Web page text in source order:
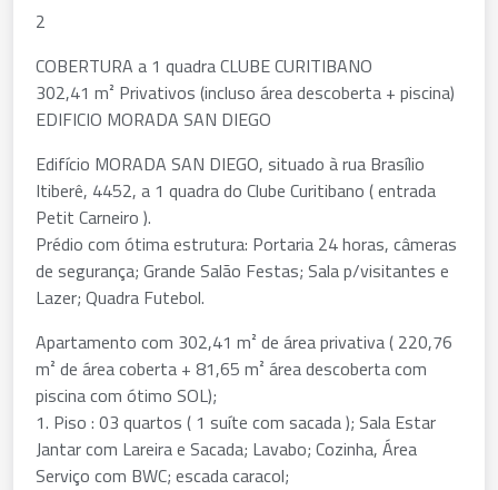
2
COBERTURA a 1 quadra CLUBE CURITIBANO
302,41 m² Privativos (incluso área descoberta + piscina)
EDIFICIO MORADA SAN DIEGO
Edifício MORADA SAN DIEGO, situado à rua Brasílio
Itiberê, 4452, a 1 quadra do Clube Curitibano ( entrada
Petit Carneiro ).
Prédio com ótima estrutura: Portaria 24 horas, câmeras
de segurança; Grande Salão Festas; Sala p/visitantes e
Lazer; Quadra Futebol.
Apartamento com 302,41 m² de área privativa ( 220,76
m² de área coberta + 81,65 m² área descoberta com
piscina com ótimo SOL);
1. Piso : 03 quartos ( 1 suíte com sacada ); Sala Estar
Jantar com Lareira e Sacada; Lavabo; Cozinha, Área
Serviço com BWC; escada caracol;